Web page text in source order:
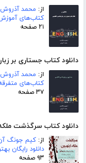
از: محمد آذروش
کتاب‌های
۲۱ صفحه
دانلود کتاب جستاری بر
از: محمد آذروش
کتاب‌های
۳۷ صفحه
دانلود کتاب سرگذشت
از: کیم جونگ
دانلود رایگان
۹۳ صفحه